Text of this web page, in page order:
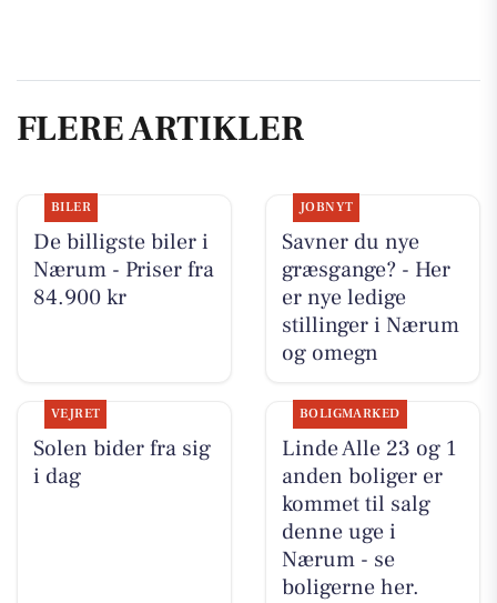
FLERE ARTIKLER
BILER
De billigste biler i
Nærum - Priser fra
84.900 kr
JOBNYT
Savner du nye
græsgange? - Her
er nye ledige
stillinger i Nærum
og omegn
VEJRET
Solen bider fra sig
i dag
BOLIGMARKED
Linde Alle 23 og 1
anden boliger er
kommet til salg
denne uge i
Nærum - se
boligerne her.